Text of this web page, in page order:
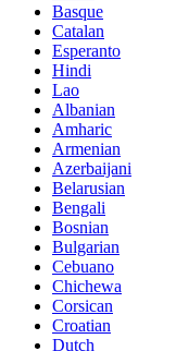
Basque
Catalan
Esperanto
Hindi
Lao
Albanian
Amharic
Armenian
Azerbaijani
Belarusian
Bengali
Bosnian
Bulgarian
Cebuano
Chichewa
Corsican
Croatian
Dutch